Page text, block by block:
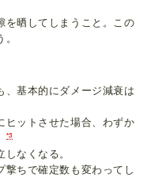
を晒してしまうこと。この
、基本的にダメージ減衰は
ヒットさせた場合、わずか
*3
なくなる。
撃ちで確定数も変わってし